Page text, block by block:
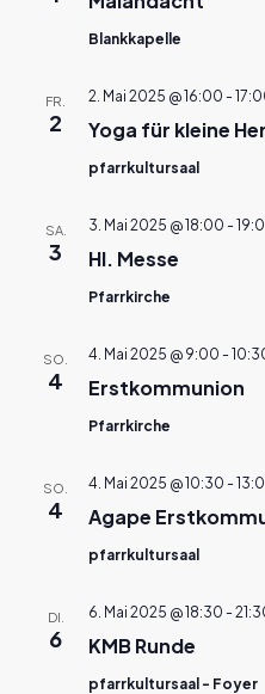
Blankkapelle
FR.
2 Yoga für kleine
2. Mai 2025 @ 16:00 -
pfarrkultursaal
SA.
3 Hl. Messe
3. Mai 2025 @ 18:00 -
Pfarrkirche
SO.
4 Erstkommunion
4. Mai 2025 @ 9:00 -
Pfarrkirche
SO.
4 Agape
4. Mai 2025 @ 10:30 -
pfarrkultursaal
DI.
6 KMB Runde
6. Mai 2025 @ 18:30 -
pfarrkultursaal - Foyer